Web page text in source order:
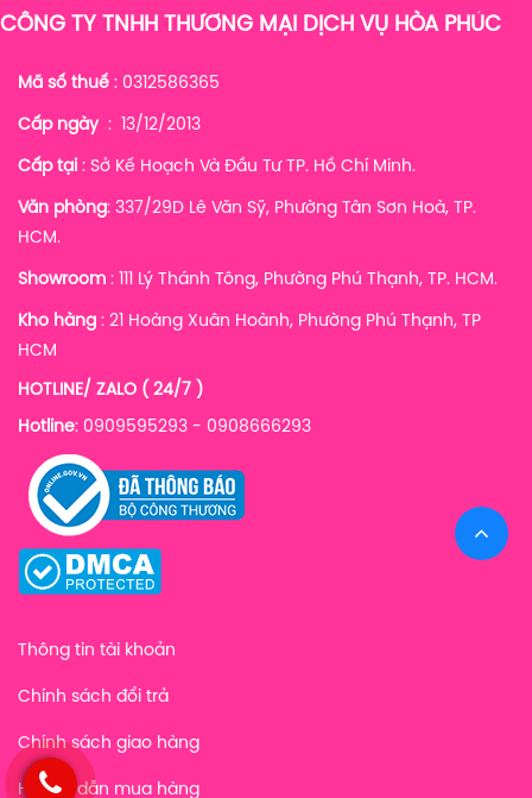
CÔNG TY TNHH THƯƠNG MẠI DỊCH VỤ HÒA PHÚC
Mã số thuế : 0312586365
Cấp ngày: 13/12/2013
Cấp tại : Sở Kế Hoạch Và Đầu Tư TP. Hồ Chí Minh.
Văn phòng: 337/29D Lê Văn Sỹ, Phường Tân Sơn Hoà, TP.
HCM.
Showroom : 111 Lý Thánh Tông, Phường Phú Thạnh, TP. HCM.
Kho hàng : 21 Hoàng Xuân Hoành, Phường Phú Thạnh, TP
HCM
HOTLINE/ ZALO ( 24/7 )
Hotline: 0909595293 - 0908666293
Thông tin tài khoản
Chính sách đổi trả
Chính sách giao hàng
Hướng dẫn mua hàng